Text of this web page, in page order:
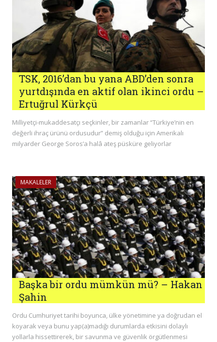
TSK, 2016’dan bu yana ABD’den sonra
yurtdışında en aktif olan ikinci ordu –
Ertuğrul Kürkçü
Milliyetçi-mukaddesatçı seçkinler, bir zamanlar “Türkiye’nin en
değerli ihraç ürünü ordusudur” demiş olduğu için Amerikalı
milyarder George Soros’a halâ ateş püsküre geliyorlar
MAKALELER
Başka bir ordu mümkün mü? – Hakan
Şahin
Ordu Cumhuriyet tarihi boyunca, ülke yönetimine ya doğrudan el
koyarak veya bunu yap(a)madığı durumlarda etkisini dolaylı
yollarla hissettirerek, bir savunma ve güvenlik örgütlenmesi